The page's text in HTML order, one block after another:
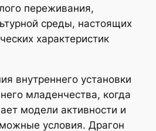
переживания,
среды, настоящих
характеристик
внутреннего установки
младенчества, когда
модели активности и
условия. Драгон